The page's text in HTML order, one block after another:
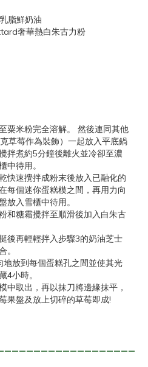
脂鮮奶油
奢華熱白朱古力粉
粟米粉完全溶解。 然後連同其他
草莓作為裝飾）一起放入平底鍋
拌煮約5分鐘後離火並冷卻至濃
中待用。
快速攪拌成粉末後放入已融化的
每個迷你蛋糕模之間，再用力向
放入雪櫃中待用。
和糖霜攪拌至順滑後加入白朱古
後再輕輕拌入步驟3的奶油芝士
。
地放到每個蛋糕孔之間並使其光
4小時。
中取出，再以抹刀將邊緣抹平，
果盤及放上切碎的草莓即成!